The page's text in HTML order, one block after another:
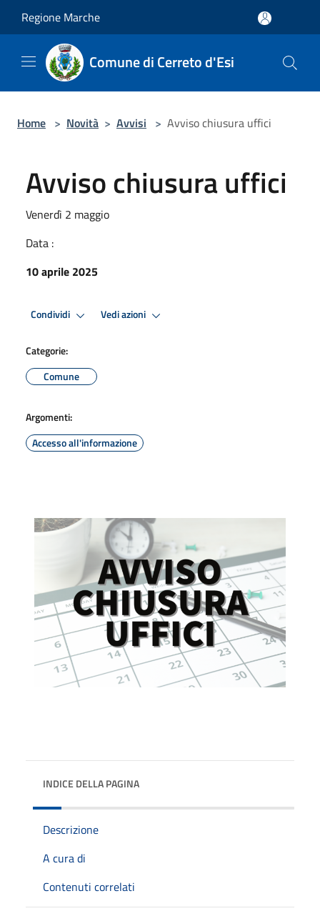
Regione Marche
Comune di Cerreto d'Esi
Home > Novità > Avvisi > Avviso chiusura uffici
Avviso chiusura uffici
Venerdì 2 maggio
Data :
10 aprile 2025
Condividi Vedi azioni
Categorie:
Comune
Argomenti:
Accesso all'informazione
INDICE DELLA PAGINA
Descrizione
A cura di
Contenuti correlati